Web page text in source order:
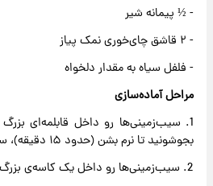
- ½ پیمانه شیر
- ۲ قاشق چای‌خوری نمک پیاز
- فلفل سیاه به مقدار دلخواه
مراحل آماده‌سازی
1. سیب‌زمینی‌ها رو داخل قابلمه‌ای
بجوشونید تا نرم بشن (حدود ۱۵ دقیقه)، سپس آبکش کنید.
2. سیب‌زمینی‌ها رو داخل یک کاسه‌ی بزرگ بریزید و له کنید.